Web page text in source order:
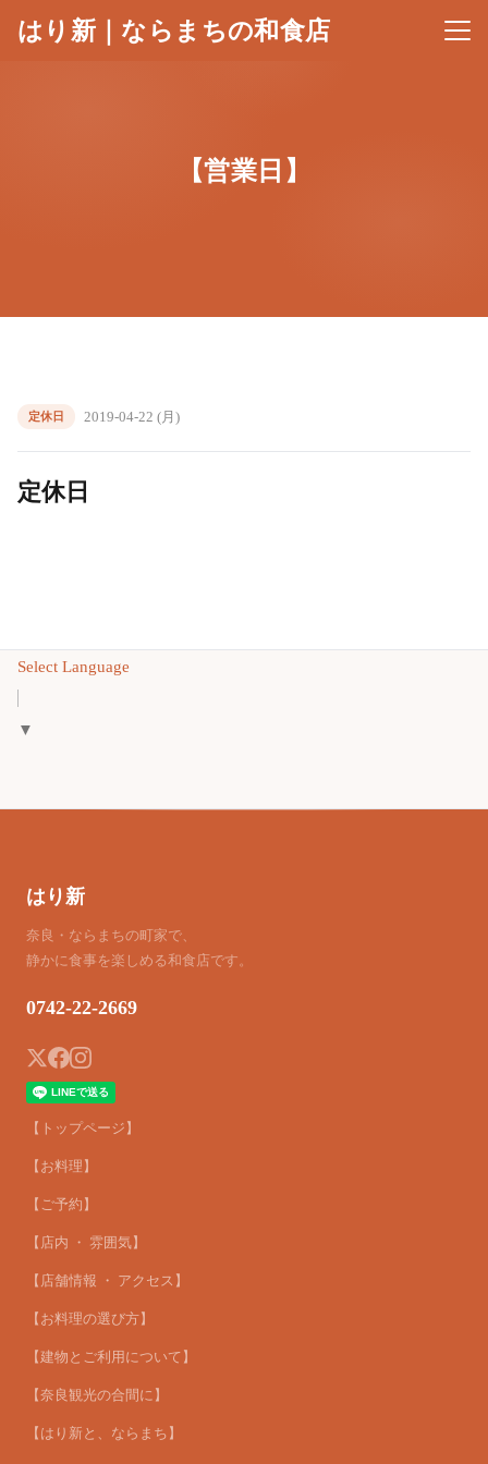
はり新｜ならまちの和食店 メニ
【営業日】
定休日 2019-04-22 (月)
定休日
Select Language
▼
はり新
奈良・ならまちの町家で、
静かに食事を楽しめる和食店です。
0742-22-2669
【トップページ】
【お料理】
【ご予約】
【店内 ・ 雰囲気】
【店舗情報 ・ アクセス】
【お料理の選び方】
【建物とご利用について】
【奈良観光の合間に】
【はり新と、ならまち】